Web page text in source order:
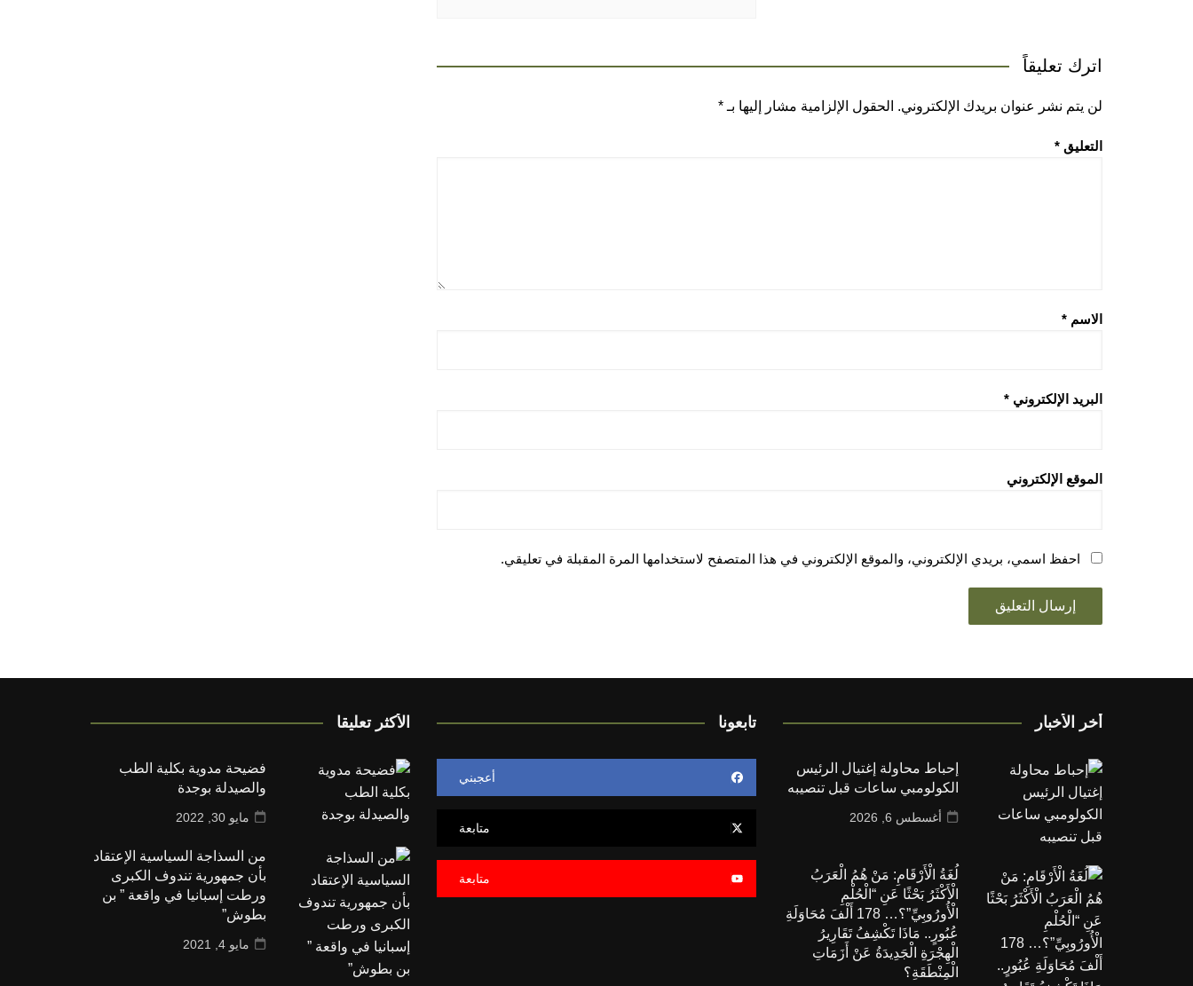
اترك تعليقاً
لن يتم نشر عنوان بريدك الإلكتروني. الحقول الإلزامية مشار إليها بـ *
التعليق *
الاسم *
البريد الإلكتروني *
الموقع الإلكتروني
احفظ اسمي، بريدي الإلكتروني، والموقع الإلكتروني في هذا المتصفح لاستخدامها المرة المقبلة في تعليقي.
أخر الأخبار
إحباط محاولة إغتيال الرئيس
الكولومبي ساعات قبل تنصيبه
أغسطس 6, 2026
لُغَةُ الْأَرْقَامِ: مَنْ هُمُ الْعَرَبُ
الْأَكْثَرُ بَحْثًا عَنِ “الْحُلْمِ
الْأُورُوبِيِّ”؟… 178 أَلْفَ مُحَاوَلَةِ
عُبُورٍ.. مَاذَا تَكْشِفُ تَقَارِيرُ
الْهِجْرَةِ الْجَدِيدَةُ عَنْ أَزَمَاتِ
الْمِنْطَقَةِ؟
تابعونا
أعجبني
متابعة
متابعة
الأكثر تعليقا
فضيحة مدوية بكلية الطب
والصيدلة بوجدة
مايو 30, 2022
من السذاجة السياسية الإعتقاد
بأن جمهورية تندوف الكبرى
ورطت إسبانيا في واقعة ” بن
بطوش”
مايو 4, 2021